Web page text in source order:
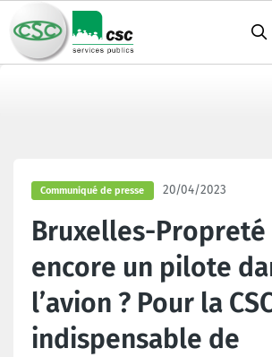
Communiqué de presse 20/04/2023
Bruxelles-
encore un pilote
l’avion ? Pour la
indispensable de